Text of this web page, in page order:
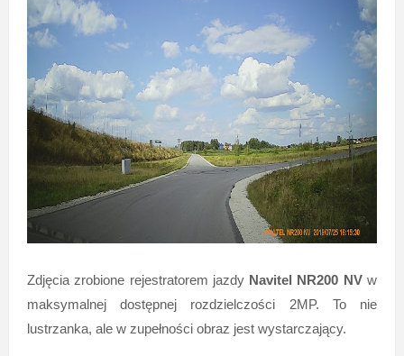
Zdjęcia zrobione rejestratorem jazdy Navitel NR200 NVw
maksymalnej dostępnej rozdzielczości 2MP. To nie
lustrzanka, ale w zupełności obraz jest wystarczający.